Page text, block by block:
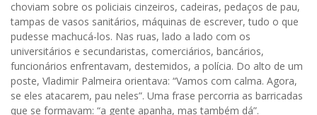
choviam sobre os policiais cinzeiros, cadeiras, pedaços de pau,
tampas de vasos sanitários, máquinas de escrever, tudo o que
pudesse machucá-los. Nas ruas, lado a lado com os
universitários e secundaristas, comerciários, bancários,
funcionários enfrentavam, destemidos, a polícia. Do alto de um
poste, Vladimir Palmeira orientava: “Vamos com calma. Agora,
se eles atacarem, pau neles”. Uma frase percorria as barricadas
que se formavam: “a gente apanha, mas também dá”.